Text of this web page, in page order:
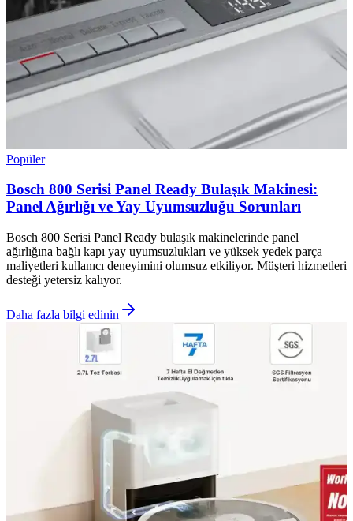
Popüler
Bosch 800 Serisi Panel Ready Bulaşık Makinesi:
Panel Ağırlığı ve Yay Uyumsuzluğu Sorunları
Bosch 800 Serisi Panel Ready bulaşık makinelerinde panel
ağırlığına bağlı kapı yay uyumsuzlukları ve yüksek yedek parça
maliyetleri kullanıcı deneyimini olumsuz etkiliyor. Müşteri hizmetleri
desteği yetersiz kalıyor.
Daha fazla bilgi edinin